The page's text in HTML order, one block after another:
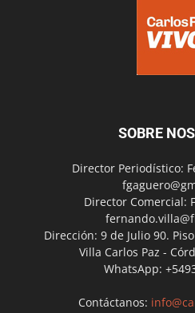
SOBRE
Director Periodístico:
Director Comercial:
Dirección: 9 de Julio 90.
Villa Carlos Paz -
WhatsApp:
Contáctanos: